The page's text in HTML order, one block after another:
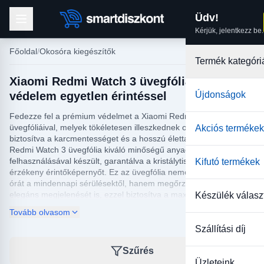
Üdv!
Kérjük, jelentkezz be.
Termék
Újdonságok
Akciós termékek
Kifutó termékek
Készülék
Szállítási díj
Főoldal Okosóra kiegészítők
Xiaomi Redmi Watch 3 üvegfólia: Tökéletes
védelem egyetlen érintéssel
Fedezze fel a prémium védelmet a Xiaomi Redmi Watch 3
üvegfóliáival, melyek tökéletesen illeszkednek okosórájára,
biztosítva a karcmentességet és a hosszú élettartamot. A Xiaomi
Redmi Watch 3 üvegfólia kiváló minőségű anyagok
felhasználásával készült, garantálva a kristálytiszta látványt és az
érzékeny érintőképernyőt. Ez az üvegfólia nemcsak megóvja az
órát a mindennapi sérülésektől, hanem megőrzi az eszköz
elegáns megjelenését is, ezzel biztosítva a maximális védelmet
Kínálatunkban elérhető különböző típusok közül válogathat, hogy
Watch 3 üvegfóliát. Legyen szó akár egyszerű mindennapi
védelemről, vagy extra megerősített opcióról, mindenki
Tovább olvasom
Szűrés